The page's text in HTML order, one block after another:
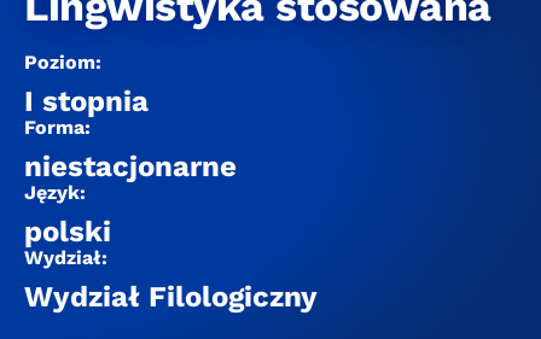
Poziom:
I stopnia
Forma:
niestacjonarne
Język:
polski
Wydział:
Wydział Filologiczny